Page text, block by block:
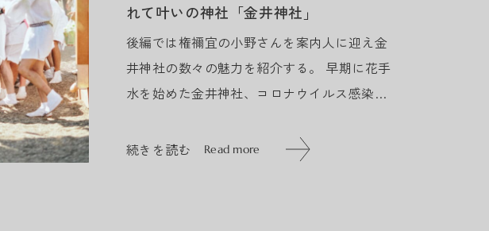
れて叶いの神社「金井神社」
後編では権禰宜の小野さんを案内人に迎え金
井神社の数々の魅力を紹介する。 早期に花手
水を始めた金井神社、コロナウイルス感染拡
飾ったところが始まりだ。四季折々の花は地
続きを読む Read more